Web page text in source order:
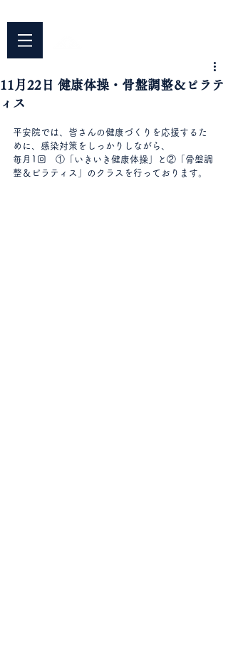
11月22日 健康体操・骨盤調整＆ピラテ
ィス
平安院では、皆さんの健康づくりを応援するた
めに、感染対策をしっかりしながら、
毎月1回　①「いきいき健康体操」と②「骨盤調
整＆ピラティス」のクラスを行っております。